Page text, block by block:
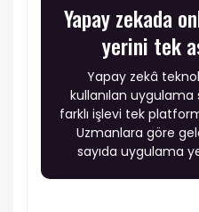
Yapay zekada
yerini tek
Yapay zekâ
kullanılan uygulama
farklı işlevi tek
Uzmanlara göre
sayıda uygulama